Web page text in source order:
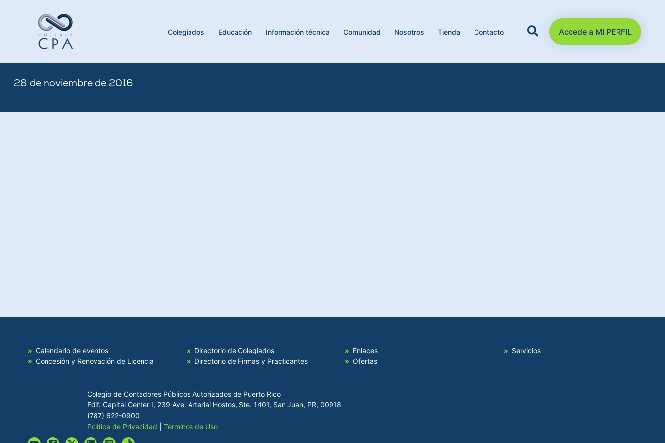
Colegiados Educación Información técnica Comunidad Nosotros Tienda Contacto Accede a MI PERFIL
28 de noviembre de 2016
Calendario de eventos
Concesión y Renovación de Licencia
Directorio de Colegiados
Directorio de Firmas y Practicantes
Enlaces
Ofertas
Servicios
Colegio de Contadores Públicos Autorizados de Puerto Rico
Edif. Capital Center I, 239 Ave. Arterial Hostos, Ste. 1401, San Juan, PR, 00918
(787) 622-0900
Política de Privacidad
Términos de Uso